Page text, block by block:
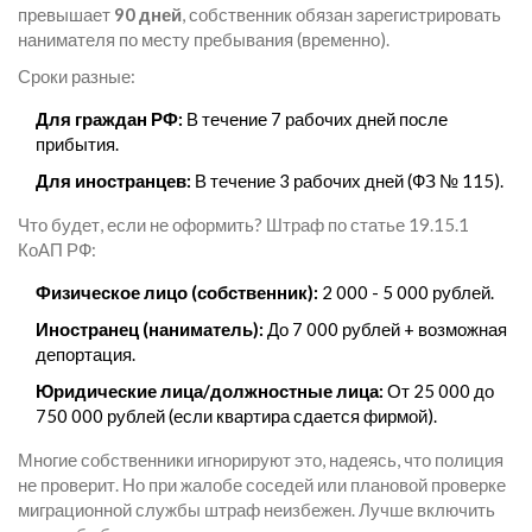
превышает 90 дней, собственник обязан зарегистрировать
нанимателя по месту пребывания (временно).
Сроки разные:
Для граждан РФ: В течение 7 рабочих дней после
прибытия.
Для иностранцев: В течение 3 рабочих дней (ФЗ № 115).
Что будет, если не оформить? Штраф по статье 19.15.1
КоАП РФ:
Физическое лицо (собственник): 2 000 - 5 000 рублей.
Иностранец (наниматель): До 7 000 рублей + возможная
депортация.
Юридические лица/должностные лица: От 25 000 до
750 000 рублей (если квартира сдается фирмой).
Многие собственники игнорируют это, надеясь, что полиция
не проверит. Но при жалобе соседей или плановой проверке
миграционной службы штраф неизбежен. Лучше включить